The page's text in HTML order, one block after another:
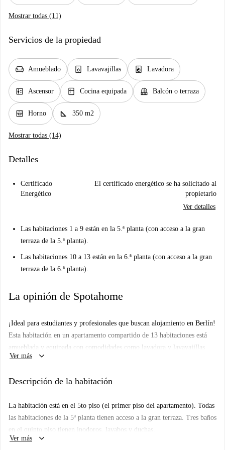
Mostrar todas (11)
Servicios de la propiedad
chair Amueblado dishwasher_gen Lavavajillas local_laundry_service Lavadora
elevator Ascensor kitchen Cocina equipada balcony Balcón o terraza
oven_gen Horno square_foot 350 m2
Mostrar todas (14)
Detalles
Certificado
Energético
El certificado energético se ha solicitado al
propietario
Ver detalles
Las habitaciones 1 a 9 están en la 5.ª planta (con acceso a la gran
terraza de la 5.ª planta).
Las habitaciones 10 a 13 están en la 6.ª planta (con acceso a la gran
terraza de la 6.ª planta).
La opinión de Spotahome
¡Ideal para estudiantes y profesionales que buscan alojamiento en Berlín!
Esta habitación en un apartamento compartido de 13 habitaciones está
amueblada y equipada con comodidades como lavadora y lavavajillas
para mayor comodidad. Spotahome ha verificado la propiedad,
admiten personas de todos los géneros.
turísticas como la Theodor Heuss Platz y el Mahnmal Ewige Flamme. El
acceso al mercado de Ledo y una gran variedad de restaurantes como
Block House y Prime Kebab enriquecen la experiencia residencial. Esta
Ver más keyboard_arrow_down
Descripción de la habitación
La habitación está en el 5to piso (el primer piso del apartamento). Todas
las habitaciones de la 5ª planta tienen acceso a la gran terraza. Tres baños
en el quinto piso tienen inodoros, lavabos y duchas.
Ver más
keyboard_arrow_down